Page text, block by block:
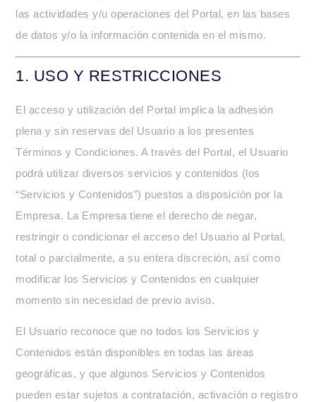
las actividades y/u operaciones del Portal, en las bases
de datos y/o la información contenida en el mismo.
1. USO Y RESTRICCIONES
El acceso y utilización del Portal implica la adhesión
plena y sin reservas del Usuario a los presentes
Términos y Condiciones. A través del Portal, el Usuario
podrá utilizar diversos servicios y contenidos (los
“Servicios y Contenidos”) puestos a disposición por la
Empresa. La Empresa tiene el derecho de negar,
restringir o condicionar el acceso del Usuario al Portal,
total o parcialmente, a su entera discreción, así como
modificar los Servicios y Contenidos en cualquier
momento sin necesidad de previo aviso.
El Usuario reconoce que no todos los Servicios y
Contenidos están disponibles en todas las áreas
geográficas, y que algunos Servicios y Contenidos
pueden estar sujetos a contratación, activación o registro